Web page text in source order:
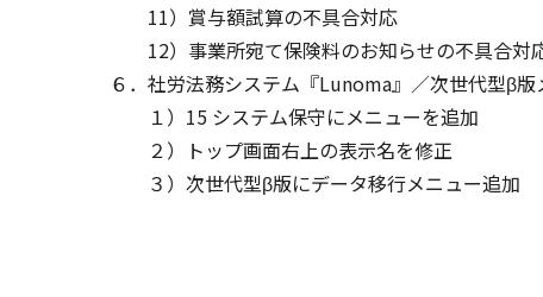
11）賞与額試算の不具合対応
12）事業所宛て保険料のお知らせの不具合対
６．社労法務システム『Lunoma』／次世代型β
１）15 システム保守にメニューを追加
２）トップ画面右上の表示名を修正
３）次世代型β版にデータ移行メニュー追加